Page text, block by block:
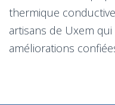
thermique
artisans de Uxem
améliorations